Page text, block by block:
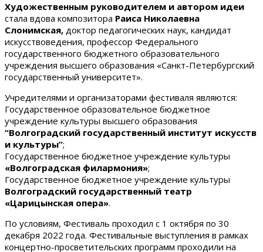
Художественным руководителем и автором идеи
стала вдова композитора Раиса Николаевна
Слонимская, доктор педагогических наук, кандидат
искусствоведения, профессор Федерального
государственного бюджетного образовательного
учреждения высшего образования «Санкт-Петербургский
государственный университет».
Учредителями и организаторами фестиваля являются:
Государственное образовательное бюджетное
учреждение культуры высшего образования
“Волгоградский государственный институт искусств
и культуры”;
Государственное бюджетное учреждение культуры
«Волгоградская филармония»;
Государственное бюджетное учреждение культуры
Волгоградский государственный театр
«Царицынская опера».
По условиям, Фестиваль проходил с 1 октября по 30
декабря 2022 года. Фестивальные выступления в рамках
концертно-просветительских программ проходили на